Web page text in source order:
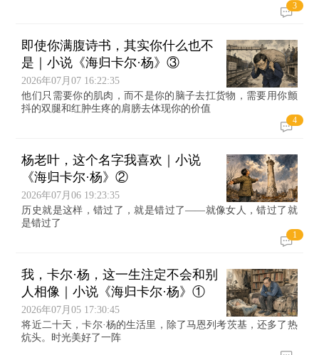
3
即使你满腹诗书，其实你什么也不
是｜小说《海归卡尔·杨》③
2026年07月07 16:22:35
他们只需要你的肌肉，而不是你的脑子去扛货物，需要用你颤
抖的双腿和红肿生疼的肩膀去体现你的价值
4
杨老叶，这个名字我喜欢｜小说
《海归卡尔·杨》②
2026年07月06 19:23:35
历史就是这样，错过了，就是错过了——就像女人，错过了就
是错过了
1
我，卡尔·杨，这一生注定不会和别
人相像｜小说《海归卡尔·杨》①
2026年07月05 17:30:45
将近二十天，卡尔·杨的生活里，除了马恩列考茨基，还多了热
炕头。时光美好了一阵